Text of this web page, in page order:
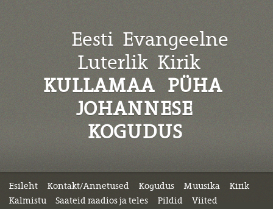
Eesti Evangeelne
Luterlik Kirik
KULLAMAA PÜHA
JOHANNESE
KOGUDUS
Esileht Kontakt/Annetused Kogudus Muusika
Kirik
Kalmistu
Saateid raadios ja teles Pildid
Viited